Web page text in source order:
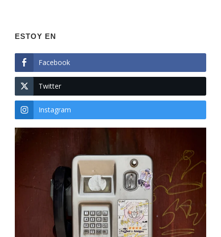
ESTOY EN
Facebook
Twitter
Instagram